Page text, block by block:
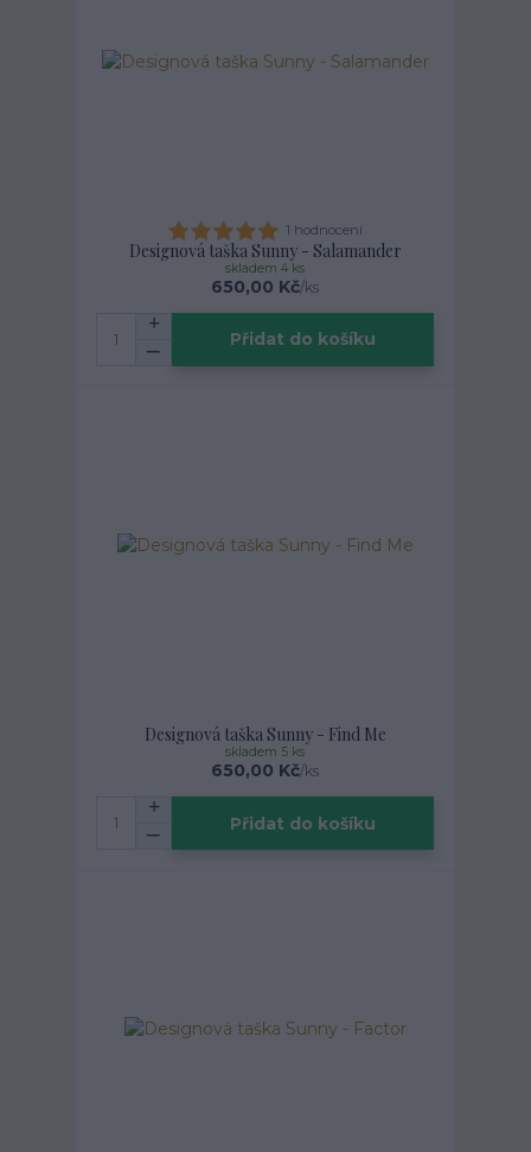
1 hodnocení
Designová taška Sunny - Salamander
650,00 Kč/ks
skladem 4 ks
Přidat do košíku
Designová taška Sunny - Find Me
650,00 Kč/ks
skladem 5 ks
Přidat do košíku